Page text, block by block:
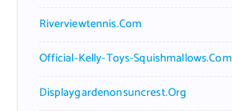
Riverviewtennis.com
Official-Kelly-Toys-Squishmallows.com
Displaygardenonsuncrest.org